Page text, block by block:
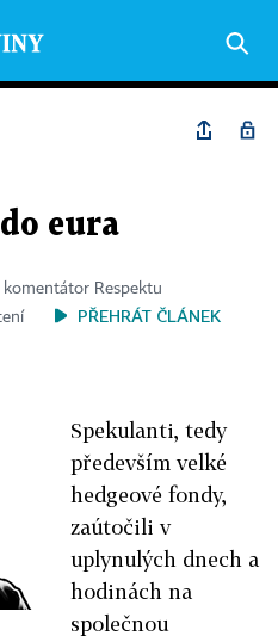
eura
komentátor Respektu
PŘEHRÁT ČLÁNEK
Spekulanti, tedy
především velké
hedgeové fondy,
zaútočili v
uplynulých dnech a
hodinách na
společnou